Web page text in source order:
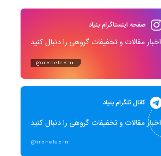
صفحه اینستاگرام بنیاد
اخبار مقالات و تخفیفات گروهی را دنبال کنید
@iranelearn
کانال تلگرام بنیاد
اخبار مقالات و تخفیفات گروهی را دنبال کنید
@iranelearn